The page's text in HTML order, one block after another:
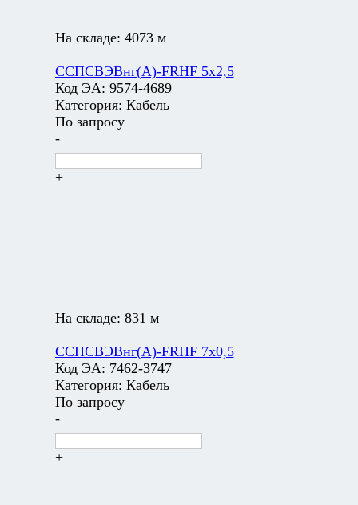
На складе: 4073 м
ССПСВЭВнг(А)-FRHF 5х2,5
Код ЭА: 9574-4689
Категория: Кабель
По запросу
-
+
На складе: 831 м
ССПСВЭВнг(А)-FRHF 7х0,5
Код ЭА: 7462-3747
Категория: Кабель
По запросу
-
+